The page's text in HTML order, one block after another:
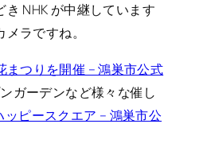
NHK が中継しています
ラですね。
まつりを開催 – 鴻巣市公式
ガーデンなど様々な催し
ッピースクエア – 鴻巣市公